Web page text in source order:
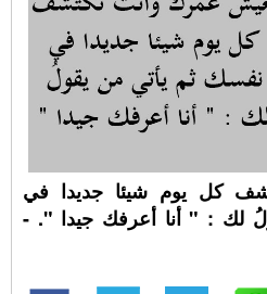
كل يوم شيئا جديدا في
لك : " أنا أعرفك جيدا ". -